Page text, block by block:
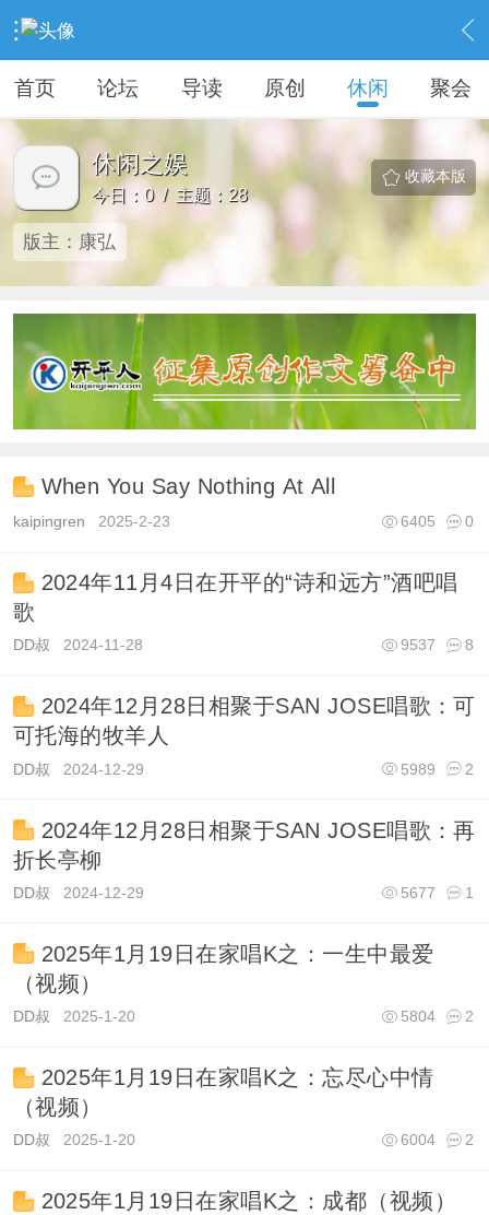
› KAIPINGREN › 休闲之娱
首页 论坛 导读 原创 休闲 聚会
休闲之娱
今日：0 / 主题：28
收藏本版
版主： 康弘
When You Say Nothing At All
kaipingren 2025-2-23 0
6405
2024年11月4日在开平的“诗和远方”酒吧唱
歌
DD叔 2024-11-28 8
9537
2024年12月28日相聚于SAN JOSE唱歌：可
可托海的牧羊人
DD叔 2024-12-29 2
5989
2024年12月28日相聚于SAN JOSE唱歌：再
折长亭柳
DD叔 2024-12-29 1
5677
2025年1月19日在家唱K之：一生中最爱
（视频）
DD叔 2025-1-20 2
5804
2025年1月19日在家唱K之：忘尽心中情
（视频）
DD叔 2025-1-20 2
6004
2025年1月19日在家唱K之：成都（视频）